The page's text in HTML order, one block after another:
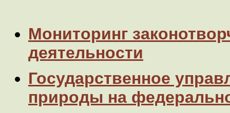
Мониторинг
деятельности
Государственное
природы на